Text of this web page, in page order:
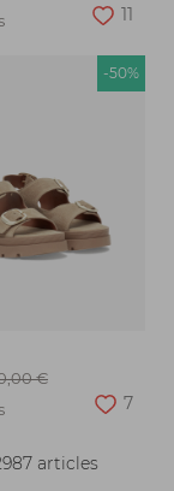
11
-50%
€
7
articles